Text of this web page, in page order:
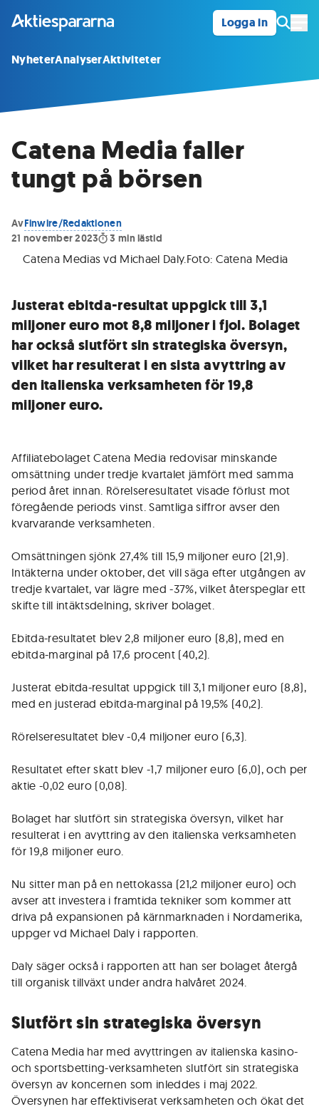
Logga in
NyheterAnalyserAktiviteter
Catena Media faller
tungt på börsen
AvFinwire/Redaktionen
21 november 2023
3 min lästid
Catena Medias vd Michael Daly.Foto: Catena Media
Justerat ebitda-resultat uppgick till 3,1
miljoner euro mot 8,8 miljoner i fjol. Bolaget
har också slutfört sin strategiska översyn,
vilket har resulterat i en sista avyttring av
den italienska verksamheten för 19,8
miljoner euro.
Affiliatebolaget Catena Media redovisar minskande
omsättning under tredje kvartalet jämfört med samma
period året innan. Rörelseresultatet visade förlust mot
föregående periods vinst. Samtliga siffror avser den
kvarvarande verksamheten.
Omsättningen sjönk 27,4% till 15,9 miljoner euro (21,9).
Intäkterna under oktober, det vill säga efter utgången av
tredje kvartalet, var lägre med -37%, vilket återspeglar ett
skifte till intäktsdelning, skriver bolaget.
Ebitda-resultatet blev 2,8 miljoner euro (8,8), med en
ebitda-marginal på 17,6 procent (40,2).
Justerat ebitda-resultat uppgick till 3,1 miljoner euro (8,8),
med en justerad ebitda-marginal på 19,5% (40,2).
Rörelseresultatet blev -0,4 miljoner euro (6,3).
Resultatet efter skatt blev -1,7 miljoner euro (6,0), och per
aktie -0,02 euro (0,08).
Bolaget har slutfört sin strategiska översyn, vilket har
resulterat i en avyttring av den italienska verksamheten
för 19,8 miljoner euro.
Nu sitter man på en nettokassa (21,2 miljoner euro) och
avser att investera i framtida tekniker som kommer att
driva på expansionen på kärnmarknaden i Nordamerika,
uppger vd Michael Daly i rapporten.
Daly säger också i rapporten att han ser bolaget återgå
till organisk tillväxt under andra halvåret 2024.
Slutfört sin strategiska översyn
Catena Media har med avyttringen av italienska kasino-
och sportsbetting-verksamheten slutfört sin strategiska
översyn av koncernen som inleddes i maj 2022.
Översynen har effektiviserat verksamheten och ökat det